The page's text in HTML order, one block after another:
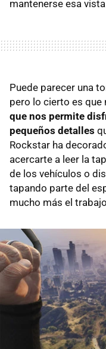
mantenerse esa
Puede parecer una
pero lo cierto es que
que nos permite
pequeños detalles
Rockstar ha
acercarte a leer la
de los vehículos o
tapando parte del
mucho más el